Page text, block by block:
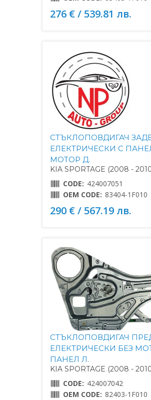
276 € / 539.81 лв.
СТЪКЛОПОВДИГАЧ
ЕЛЕКТРИЧЕСКИ С
МОТОР Д.
KIA SPORTAGE (2008 -
CODE: 424007051
OEM CODE: 83404-1F010
290 € / 567.19 лв.
СТЪКЛОПОВДИГАЧ
ЕЛЕКТРИЧЕСКИ БЕЗ
ПАНЕЛ Л.
KIA SPORTAGE (2008 -
CODE: 424007042
OEM CODE: 82403-1F010